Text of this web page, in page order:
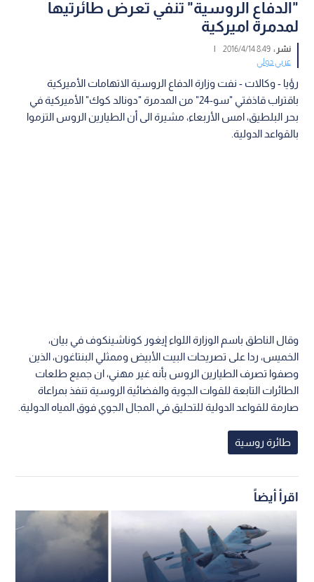
"الدفاع الروسية" تنفي تعرض طائرتيها
لمدمرة اميركية
نشر :8:49 2016/4/14
|
عربي دولي
رؤيا - وكالات - نفت وزارة الدفاع الروسية الاتهامات الأميركية
باقتراب قاذفتي "سو-24" من المدمرة "دونالد كوك" الأميركية في
بحر البلطيق، امس الأربعاء، مشيرة الى أن الطيارين الروس التزموا
بالقواعد الدولية.
وقال الناطق باسم الوزارة اللواء إيغور كوناشينكوف في بيان،
الخميس، ردا على تصريحات البيت الأبيض وممثلي البنتاغون، الذين
وصفوا تصرف الطيارين الروس بأنه غير مهني، ان جميع طلعات
الطائرات التابعة للقوات الجوية والفضائية الروسية تنفذ بمراعاة
صارمة للقواعد الدولية للتحليق في المجال الجوي فوق المياه الدولية.
طائرة روسية
اقرأ أيضاً